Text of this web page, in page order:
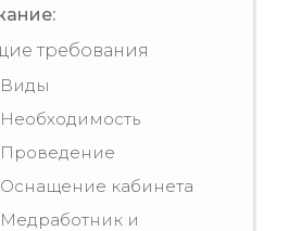
требования
Виды
Необходимость
Проведение
Оснащение кабинета
Медработник и